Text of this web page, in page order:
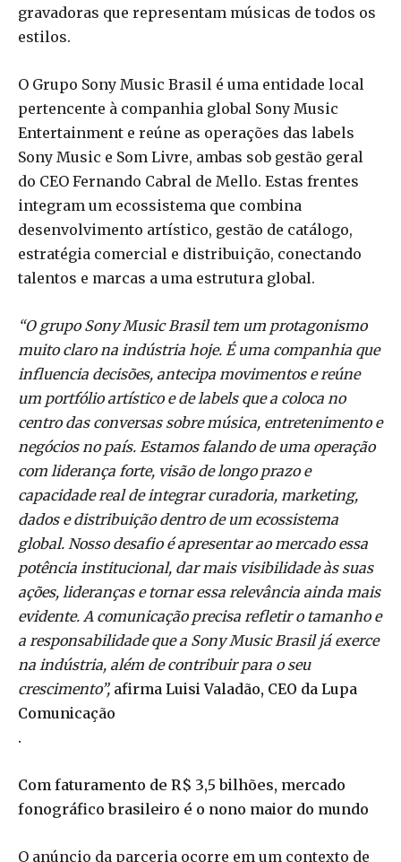
gravadoras que representam músicas de todos os
estilos.
O Grupo Sony Music Brasil é uma entidade local
pertencente à companhia global Sony Music
Entertainment e reúne as operações das labels
Sony Music e Som Livre, ambas sob gestão geral
do CEO Fernando Cabral de Mello. Estas frentes
integram um ecossistema que combina
desenvolvimento artístico, gestão de catálogo,
estratégia comercial e distribuição, conectando
talentos e marcas a uma estrutura global.
“O grupo Sony Music Brasil tem um protagonismo
muito claro na indústria hoje. É uma companhia que
influencia decisões, antecipa movimentos e reúne
um portfólio artístico e de labels que a coloca no
centro das conversas sobre música, entretenimento e
negócios no país. Estamos falando de uma operação
com liderança forte, visão de longo prazo e
capacidade real de integrar curadoria, marketing,
dados e distribuição dentro de um ecossistema
global. Nosso desafio é apresentar ao mercado essa
potência institucional, dar mais visibilidade às suas
ações, lideranças e tornar essa relevância ainda mais
evidente. A comunicação precisa refletir o tamanho e
a responsabilidade que a Sony Music Brasil já exerce
na indústria, além de contribuir para o seu
crescimento”, afirma Luisi Valadão, CEO da Lupa
Comunicação
.
Com faturamento de R$ 3,5 bilhões, mercado
fonográfico brasileiro é o nono maior do mundo
O anúncio da parceria ocorre em um contexto de